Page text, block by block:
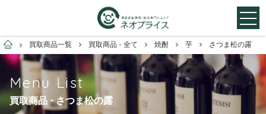
お酒買取専門店ネオプライス
買取商品一覧 買取商品 - 全て 焼酎 芋 さつま松の露
Menu List
買取商品 - さつま松の露